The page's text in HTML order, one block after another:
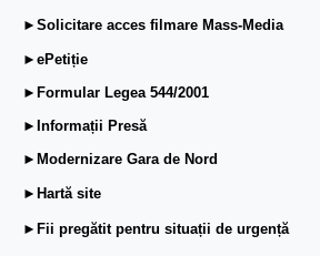
►Solicitare acces filmare Mass-Media
►ePetiție
►Formular Legea 544/2001
►Informații Presă
►Modernizare Gara de Nord
►Hartă site
►Fii pregătit pentru situații de urgență